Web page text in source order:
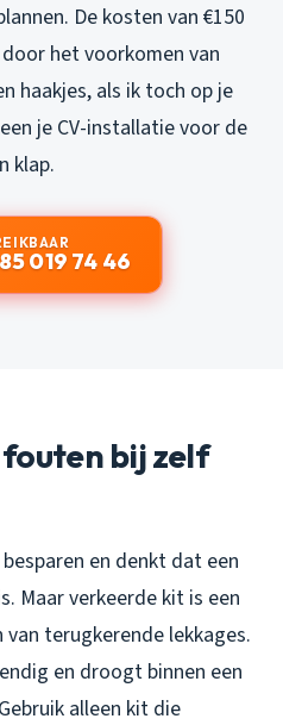
De kosten van €150
het voorkomen van
haakjes, als ik toch op je
je CV-installatie voor de
klap.
019 74 46
bij zelf
en denkt dat een
Maar verkeerde kit is een
terugkerende lekkages.
en droogt binnen een
alleen kit die